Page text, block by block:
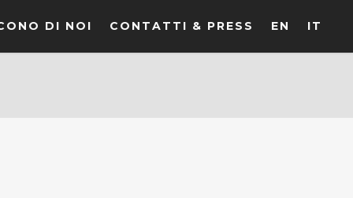
DI NOI CONTATTI & PRESS EN IT